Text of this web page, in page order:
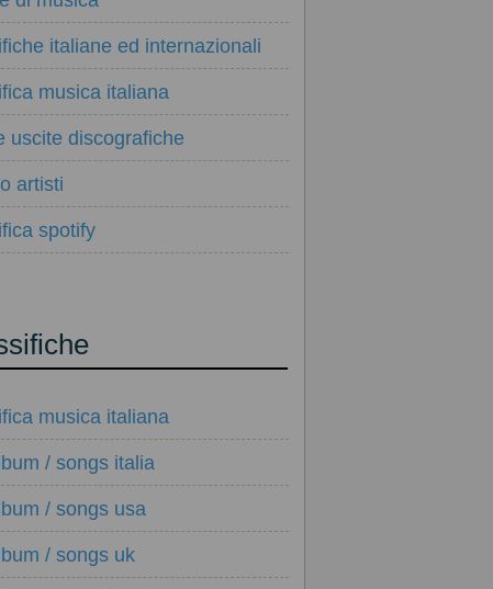
italiane ed internazionali
musica italiana
uscite discografiche
artisti
spotify
musica italiana
/ songs italia
/ songs usa
/ songs uk